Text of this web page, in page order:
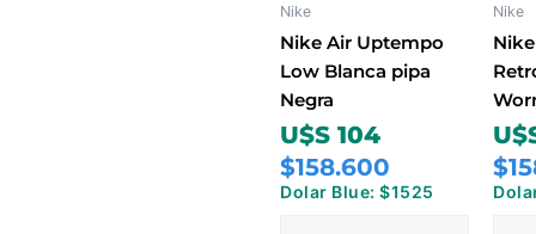
Nike
Nike Air Uptempo
Low Blanca pipa
Negra
U$S 104
$158.600
Dolar Blue: $1525
pueden
elegir
de
Nike